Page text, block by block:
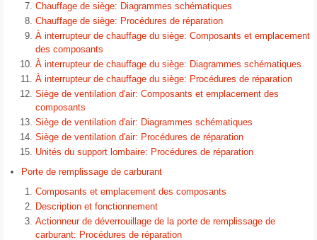
Chauffage de siège: Diagrammes schématiques
Chauffage de siège: Procédures de réparation
À interrupteur de chauffage du siège: Composants et emplacement
des composants
À interrupteur de chauffage du siège: Diagrammes schématiques
À interrupteur de chauffage du siège: Procédures de réparation
Siège de ventilation d'air: Composants et emplacement des
composants
Siège de ventilation d'air: Diagrammes schématiques
Siège de ventilation d'air: Procédures de réparation
Unités du support lombaire: Procédures de réparation
Porte de remplissage de carburant
Composants et emplacement des composants
Description et fonctionnement
Actionneur de déverrouillage de la porte de remplissage de
carburant: Procédures de réparation